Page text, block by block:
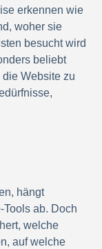
erkennen wie
woher sie
besucht wird
beliebt
Website zu
hängt
ab. Doch
welche
auf welche